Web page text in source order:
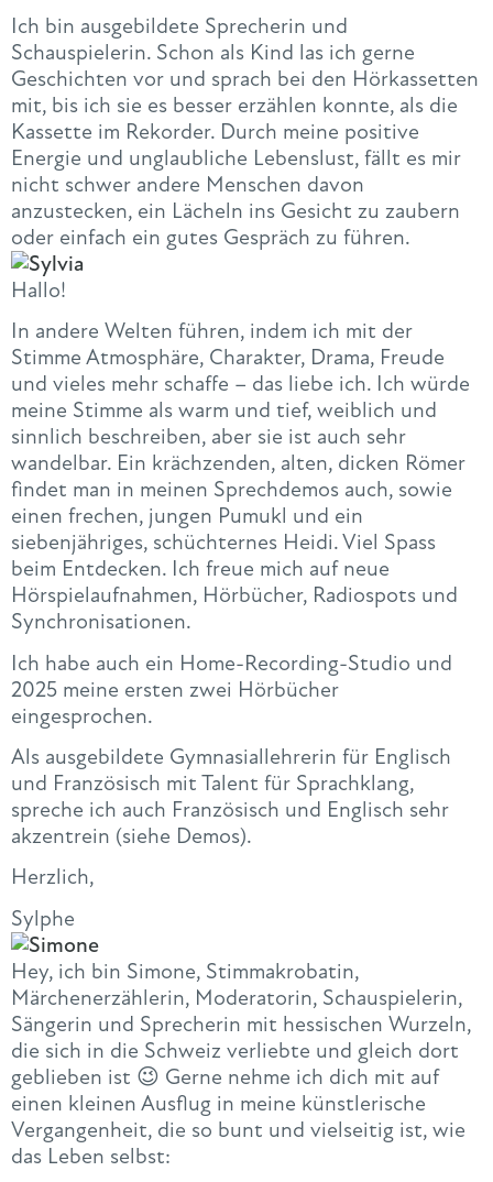
Ich bin ausgebildete Sprecherin und
Schauspielerin. Schon als Kind las ich gerne
Geschichten vor und sprach bei den Hörkassetten
mit, bis ich sie es besser erzählen konnte, als die
Kassette im Rekorder. Durch meine positive
Energie und unglaubliche Lebenslust, fällt es mir
nicht schwer andere Menschen davon
anzustecken, ein Lächeln ins Gesicht zu zaubern
oder einfach ein gutes Gespräch zu führen.
Hallo!
In andere Welten führen, indem ich mit der
Stimme Atmosphäre, Charakter, Drama, Freude
und vieles mehr schaffe – das liebe ich. Ich würde
meine Stimme als warm und tief, weiblich und
sinnlich beschreiben, aber sie ist auch sehr
wandelbar. Ein krächzenden, alten, dicken Römer
findet man in meinen Sprechdemos auch, sowie
einen frechen, jungen Pumukl und ein
siebenjähriges, schüchternes Heidi. Viel Spass
beim Entdecken. Ich freue mich auf neue
Hörspielaufnahmen, Hörbücher, Radiospots und
Synchronisationen.
Ich habe auch ein Home-Recording-Studio und
2025 meine ersten zwei Hörbücher
eingesprochen.
Als ausgebildete Gymnasiallehrerin für Englisch
und Französisch mit Talent für Sprachklang,
spreche ich auch Französisch und Englisch sehr
akzentrein (siehe Demos).
Herzlich,
Sylphe
Hey, ich bin Simone, Stimmakrobatin,
Märchenerzählerin, Moderatorin, Schauspielerin,
Sängerin und Sprecherin mit hessischen Wurzeln,
die sich in die Schweiz verliebte und gleich dort
geblieben ist 😉 Gerne nehme ich dich mit auf
einen kleinen Ausflug in meine künstlerische
Vergangenheit, die so bunt und vielseitig ist, wie
das Leben selbst: